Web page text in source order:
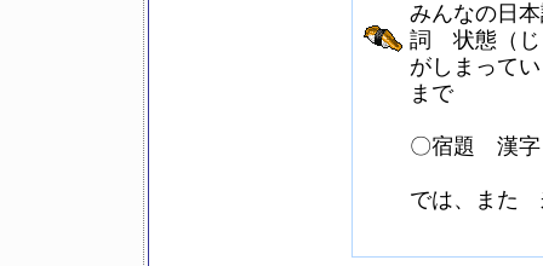
みんなの日
詞 状態（じ
がしまって
まで
〇宿題 漢
では、また